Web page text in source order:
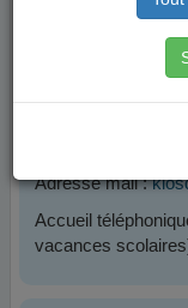
Plateforme
04 76
Adresse mail :
Accueil
vacances